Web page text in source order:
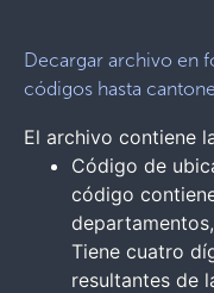
Decargar archivo en
códigos hasta
El archivo contiene
Código de
código
Tiene cuatro
resultantes de